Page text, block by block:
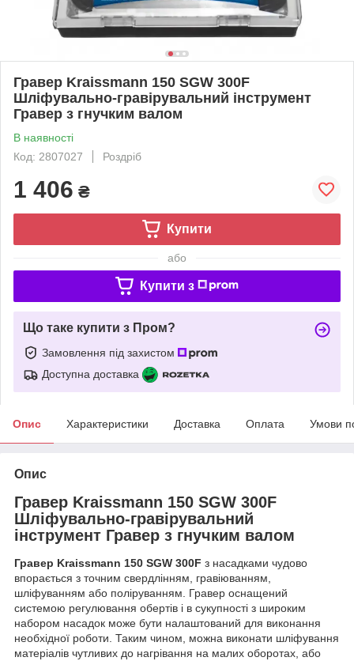
Гравер Kraissmann 150 SGW 300F
Шліфувально-гравірувальний інструмент
Гравер з гнучким валом
В наявності
Код: 2807027
Роздріб
1 406 ₴
Купити
або
Купити з
Що таке купити з Пром?
Замовлення під захистом
Доступна доставка
Опис Характеристики Доставка Оплата Умови
Опис
Гравер Kraissmann 150 SGW 300F
Шліфувально-гравірувальний
інструмент Гравер з гнучким валом
Гравер Kraissmann 150 SGW 300F з насадками чудово
впорається з точним свердлінням, гравіюванням,
шліфуванням або поліруванням. Гравер оснащений
системою регулювання обертів і в сукупності з широким
набором насадок може бути налаштований для виконання
необхідної роботи. Таким чином, можна виконати шліфування
матеріалів чутливих до нагрівання на малих оборотах, або